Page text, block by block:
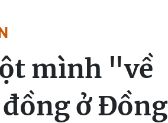
mình "về
ở Đồng